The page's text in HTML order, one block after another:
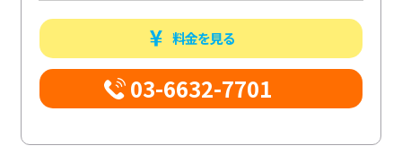
料金を見る
03-6632-7701